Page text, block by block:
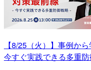
【8/25（火）】事例か
今すぐ実践できる多重